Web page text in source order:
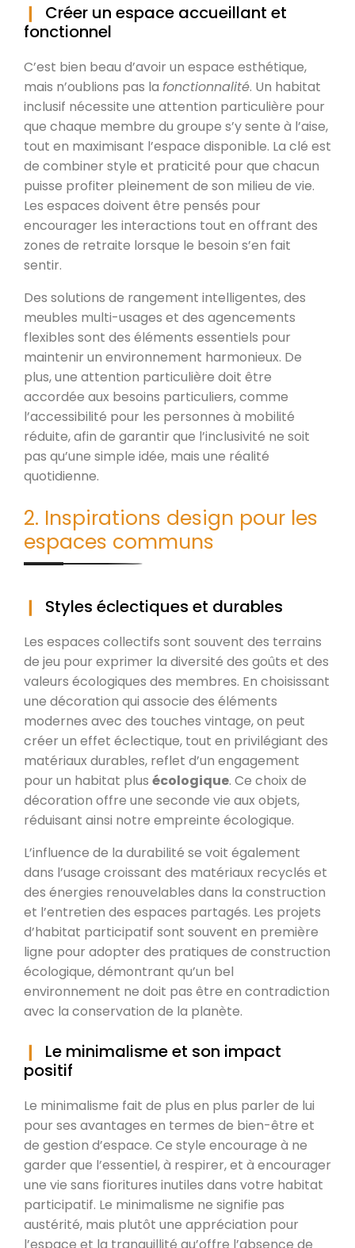
Créer un espace accueillant et
fonctionnel
C’est bien beau d’avoir un espace esthétique,
mais n’oublions pas la fonctionnalité. Un habitat
inclusif nécessite une attention particulière pour
que chaque membre du groupe s’y sente à l’aise,
tout en maximisant l’espace disponible. La clé est
de combiner style et praticité pour que chacun
puisse profiter pleinement de son milieu de vie.
Les espaces doivent être pensés pour
encourager les interactions tout en offrant des
zones de retraite lorsque le besoin s’en fait
sentir.
Des solutions de rangement intelligentes, des
meubles multi-usages et des agencements
flexibles sont des éléments essentiels pour
maintenir un environnement harmonieux. De
plus, une attention particulière doit être
accordée aux besoins particuliers, comme
l’accessibilité pour les personnes à mobilité
réduite, afin de garantir que l’inclusivité ne soit
pas qu’une simple idée, mais une réalité
quotidienne.
2. Inspirations design pour les
espaces communs
Styles éclectiques et durables
Les espaces collectifs sont souvent des terrains
de jeu pour exprimer la diversité des goûts et des
valeurs écologiques des membres. En choisissant
une décoration qui associe des éléments
modernes avec des touches vintage, on peut
créer un effet éclectique, tout en privilégiant des
matériaux durables, reflet d’un engagement
pour un habitat plus écologique. Ce choix de
décoration offre une seconde vie aux objets,
réduisant ainsi notre empreinte écologique.
L’influence de la durabilité se voit également
dans l’usage croissant des matériaux recyclés et
des énergies renouvelables dans la construction
et l’entretien des espaces partagés. Les projets
d’habitat participatif sont souvent en première
ligne pour adopter des pratiques de construction
écologique, démontrant qu’un bel
environnement ne doit pas être en contradiction
avec la conservation de la planète.
Le minimalisme et son impact
positif
Le minimalisme fait de plus en plus parler de lui
pour ses avantages en termes de bien-être et
de gestion d’espace. Ce style encourage à ne
garder que l’essentiel, à respirer, et à encourager
une vie sans fioritures inutiles dans votre habitat
participatif. Le minimalisme ne signifie pas
austérité, mais plutôt une appréciation pour
l’espace et la tranquillité qu’offre l’absence de